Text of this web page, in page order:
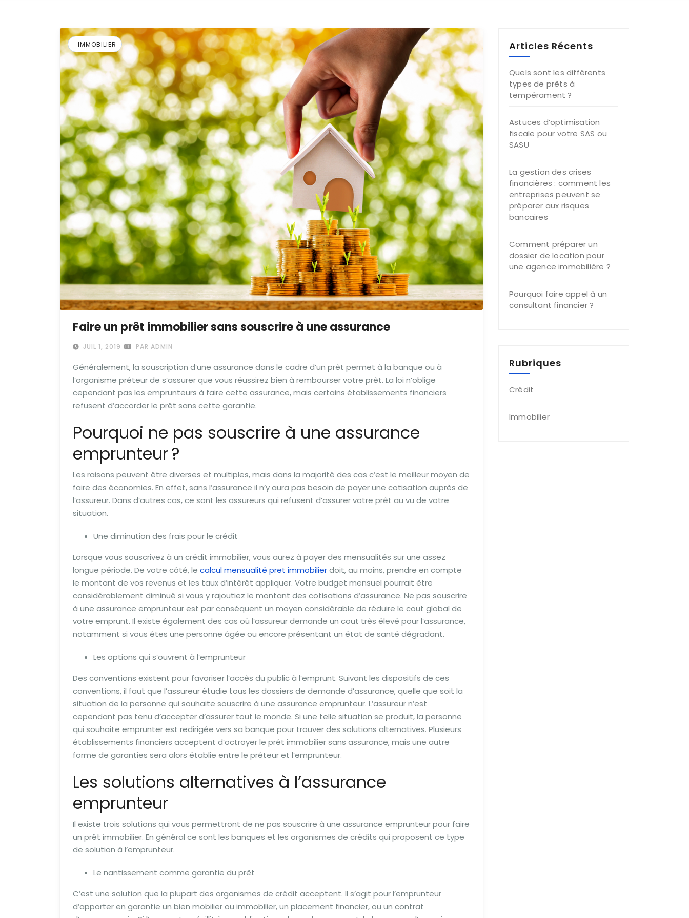
IMMOBILIER
Faire un prêt immobilier sans souscrire à une assurance
JUIL 1, 2019 PAR ADMIN
Généralement, la souscription d’une assurance dans le cadre d’un prêt permet à la banque ou à
l’organisme prêteur de s’assurer que vous réussirez bien à rembourser votre prêt. La loi n’oblige
cependant pas les emprunteurs à faire cette assurance, mais certains établissements financiers
refusent d’accorder le prêt sans cette garantie.
Pourquoi ne pas souscrire à une assurance
emprunteur ?
Les raisons peuvent être diverses et multiples, mais dans la majorité des cas c’est le meilleur moyen de
faire des économies. En effet, sans l’assurance il n’y aura pas besoin de payer une cotisation auprès de
l’assureur. Dans d’autres cas, ce sont les assureurs qui refusent d’assurer votre prêt au vu de votre
situation.
Une diminution des frais pour le crédit
Lorsque vous souscrivez à un crédit immobilier, vous aurez à payer des mensualités sur une assez
longue période. De votre côté, le calcul mensualité pret immobilierdoit, au moins, prendre en compte
le montant de vos revenus et les taux d’intérêt appliquer. Votre budget mensuel pourrait être
considérablement diminué si vous y rajoutiez le montant des cotisations d’assurance. Ne pas souscrire
à une assurance emprunteur est par conséquent un moyen considérable de réduire le cout global de
votre emprunt. Il existe également des cas où l’assureur demande un cout très élevé pour l’assurance,
notamment si vous êtes une personne âgée ou encore présentant un état de santé dégradant.
Les options qui s’ouvrent à l’emprunteur
Des conventions existent pour favoriser l’accès du public à l’emprunt. Suivant les dispositifs de ces
conventions, il faut que l’assureur étudie tous les dossiers de demande d’assurance, quelle que soit la
situation de la personne qui souhaite souscrire à une assurance emprunteur. L’assureur n’est
cependant pas tenu d’accepter d’assurer tout le monde. Si une telle situation se produit, la personne
qui souhaite emprunter est redirigée vers sa banque pour trouver des solutions alternatives. Plusieurs
établissements financiers acceptent d’octroyer le prêt immobilier sans assurance, mais une autre
forme de garanties sera alors établie entre le prêteur et l’emprunteur.
Les solutions alternatives à l’assurance
emprunteur
Il existe trois solutions qui vous permettront de ne pas souscrire à une assurance emprunteur pour faire
un prêt immobilier. En général ce sont les banques et les organismes de crédits qui proposent ce type
de solution à l’emprunteur.
Le nantissement comme garantie du prêt
C’est une solution que la plupart des organismes de crédit acceptent. Il s’agit pour l’emprunteur
d’apporter en garantie un bien mobilier ou immobilier, un placement financier, ou un contrat
Articles Récents
Quels sont les différents
types de prêts à
tempérament ?
Astuces d’optimisation
fiscale pour votre SAS ou
SASU
La gestion des crises
financières : comment les
entreprises peuvent se
préparer aux risques
bancaires
Comment préparer un
dossier de location pour
une agence immobilière ?
Pourquoi faire appel à un
consultant financier ?
Rubriques
Crédit
Immobilier